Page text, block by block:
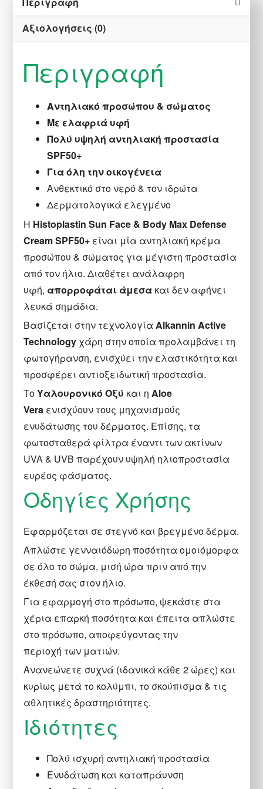
Αξιολογήσεις (0)
Περιγραφή
Αντηλιακό προσώπου & σώματος
Με ελαφριά υφή
Πολύ υψηλή αντηλιακή προστασία
SPF50+
Για όλη την οικογένεια
Ανθεκτικό στο νερό & τον ιδρώτα
Δερματολογικά ελεγμένο
Η Histoplastin Sun Face & Body Max Defense
Cream SPF50+ είναι μία αντηλιακή κρέμα
προσώπου & σώματος για μέγιστη προστασία
από τον ήλιο. Διαθέτει ανάλαφρη
υφή, απορροφάται άμεσα και δεν αφήνει
λευκά σημάδια.
Βασίζεται στην τεχνολογία Alkannin Active
Technology χάρη στην οποία προλαμβάνει τη
φωτογήρανση, ενισχύει την ελαστικότητα και
προσφέρει αντιοξειδωτική προστασία.
ΤοΥαλουρονικό Οξύ και ηAloe
Vera ενισχύουν τους μηχανισμούς
ενυδάτωσης του δέρματος. Επίσης, τα
φωτοσταθερά φίλτρα έναντι των ακτίνων
UVA & UVB παρέχουν υψηλή ηλιοπροστασία
ευρέος φάσματος.
Οδηγίες Χρήσης
Εφαρμόζεται σε στεγνό και βρεγμένο δέρμα.
Απλώστε γενναιόδωρη ποσότητα ομοιόμορφα
σε όλο το σώμα, μισή ώρα πριν από την
έκθεσή σας στον ήλιο.
Για εφαρμογή στο πρόσωπο, ψεκάστε στα
χέρια επαρκή ποσότητα και έπειτα απλώστε
στο πρόσωπο, αποφεύγοντας την
περιοχή των ματιών.
Ανανεώνετε συχνά (ιδανικά κάθε 2 ώρες) και
κυρίως μετά το κολύμπι, το σκούπισμα & τις
αθλητικές δραστηριότητες.
Ιδιότητες
Πολύ ισχυρή αντηλιακή προστασία
Ενυδάτωση και καταπράυνση